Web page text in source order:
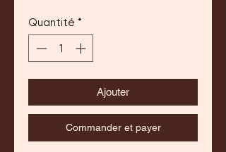
Quantité *
Ajouter
Commander et payer